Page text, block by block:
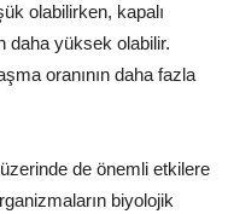
olabilirken, kapalı
daha yüksek olabilir.
oranının daha fazla
de önemli etkilere
biyolojik